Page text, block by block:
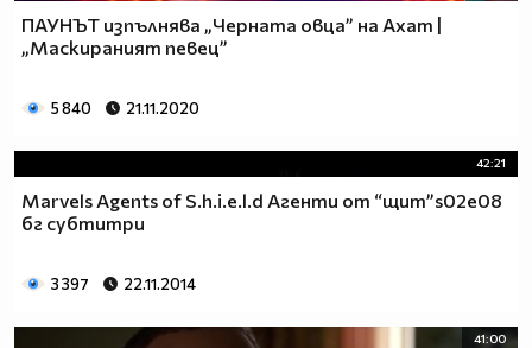
ПАУНЪТ изпълнява „Черната овца” на Ахат |
„Маскираният певец”
5 840 21.11.2020
42:21
Marvels Agents of S.h.i.e.l.d Агенти от “щит”s02e08
бг субтитри
3 397 22.11.2014
41:00